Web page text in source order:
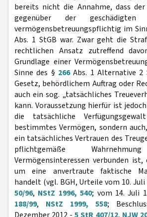
bereits nicht die Annahme, dass
gegenüber der geschädigten
vermögensbetreuungspflichtig im
Abs. 1 StGB war. Zwar geht die
rechtlichen Ansatz zutreffend
Grundlage einer
Sinne des § 266Abs. 1 Alternative 2
Gesetz, behördlichem Auftrag oder
auch ein sog. „tatsächliches
kann. Voraussetzung hierfür ist
die tatsächliche
bestimmtes Vermögen, sondern
ein tatsächliches Vertrauen des
pflichtgemäße
Vermögensinteressen verbunden ist,
um eine anvertraute faktische
handelt (vgl. BGH, Urteile vom 10.
50/96, NStZ 1996, 540; vom 14. Juli
188/99, NStZ 1999, 558;